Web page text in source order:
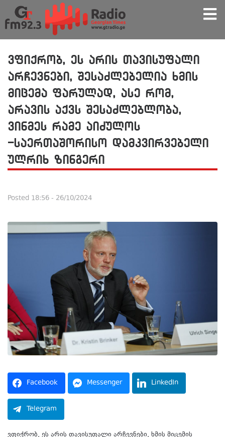
ვფიქრობ, ეს არის თავისუფალი
არჩევნები, შესაძლებელია ხმის
მიცემა ფარულად, ასე რომ,
არავის აქვს შესაძლებლობა,
ვინმეს რამე აიძულოს
-საერთაშორისო დამკვირვებელი
ულრიხ ზინგერი
Posted 18:56 - 26/10/2024
Facebook Messenger LinkedIn
Telegram